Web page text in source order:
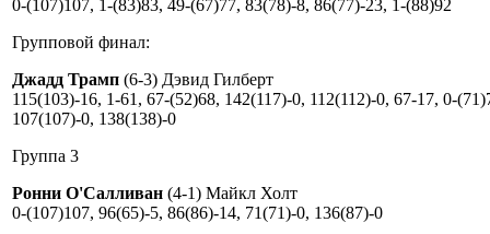
0-(107)107, 1-(83)83, 49-(67)77, 83(78)-8, 86(77)-23, 1-(88)92
Групповой финал:
Джадд Трамп (6-3) Дэвид Гилберт
115(103)-16, 1-61, 67-(52)68, 142(117)-0, 112(112)-0, 67-17, 0-
107(107)-0, 138(138)-0
Группа 3
Ронни О'Салливан (4-1) Майкл Холт
0-(107)107, 96(65)-5, 86(86)-14, 71(71)-0, 136(87)-0